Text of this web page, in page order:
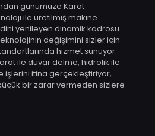
günümüze Karot
ile üretilmiş makine
yenileyen dinamik kadrosu
değişimini sizler için
hizmet sunuyor.
ile duvar delme, hidrolik ile
işlerini itina gerçekleştiriyor,
bir zarar vermeden sizlere